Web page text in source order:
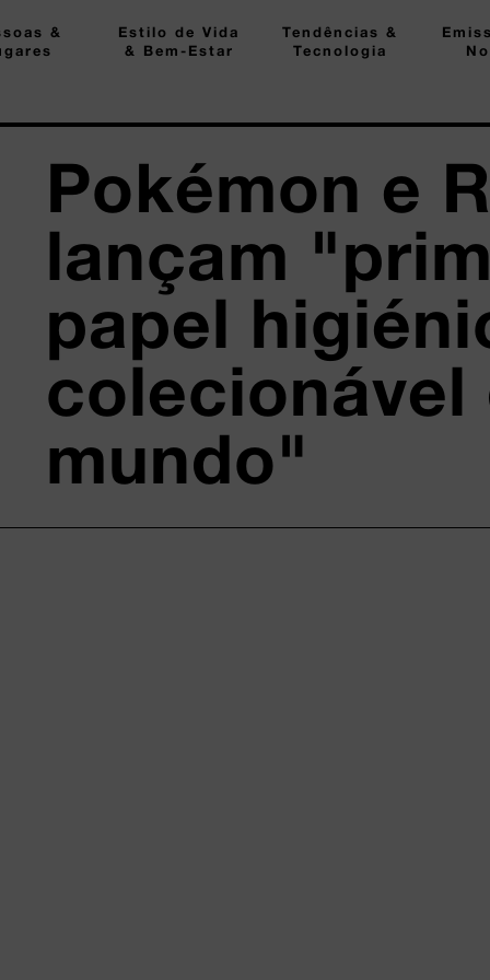
&
Estilo de Vida
& Bem-Estar
Tendências &
Tecnologia
Pokémon e
lançam
papel
colecionável
mundo"